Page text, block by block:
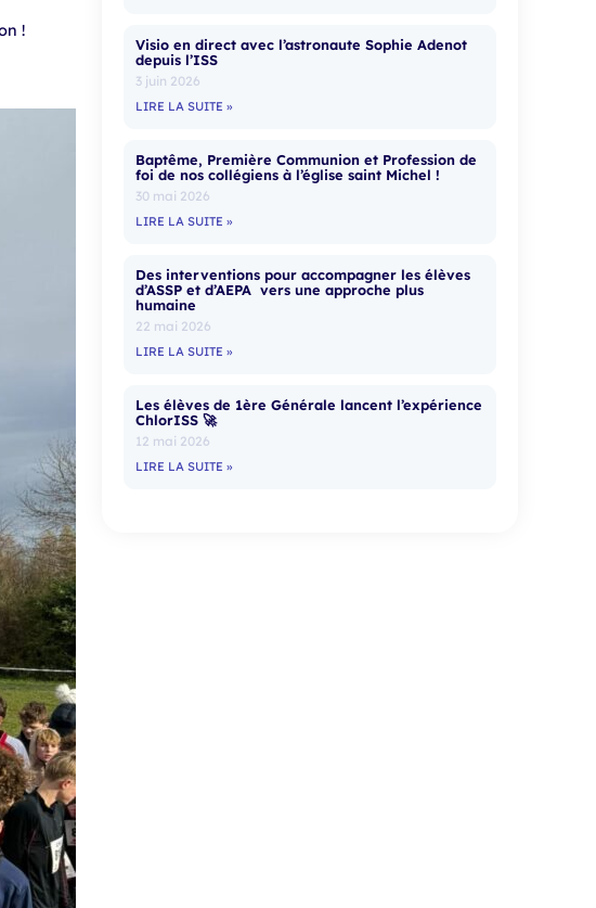
!
Visio en direct avec l’astronaute Sophie Adenot
depuis l’ISS
3 juin 2026
LIRE LA SUITE »
Baptême, Première Communion et Profession de
foi de nos collégiens à l’église saint Michel !
30 mai 2026
LIRE LA SUITE »
Des interventions pour accompagner les élèves
d’ASSP et d’AEPA vers une approche plus
humaine
22 mai 2026
LIRE LA SUITE »
Les élèves de 1ère Générale lancent l’expérience
ChlorISS 🚀
12 mai 2026
LIRE LA SUITE »